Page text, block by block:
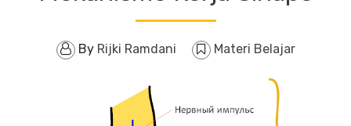
By Rijki Ramdani Materi Belajar